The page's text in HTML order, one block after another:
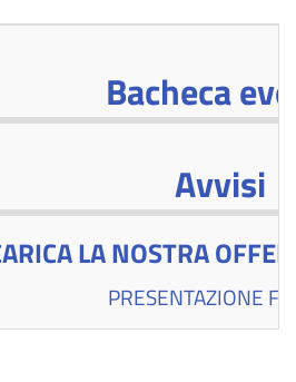
Bacheca
Avvisi
LA NOSTRA
PRESENTAZIONE